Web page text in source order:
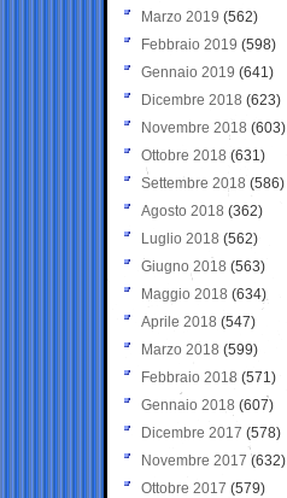
Marzo 2019 (562)
Febbraio 2019 (598)
Gennaio 2019 (641)
Dicembre 2018 (623)
Novembre 2018 (603)
Ottobre 2018 (631)
Settembre 2018 (586)
Agosto 2018 (362)
Luglio 2018 (562)
Giugno 2018 (563)
Maggio 2018 (634)
Aprile 2018 (547)
Marzo 2018 (599)
Febbraio 2018 (571)
Gennaio 2018 (607)
Dicembre 2017 (578)
Novembre 2017 (632)
Ottobre 2017 (579)